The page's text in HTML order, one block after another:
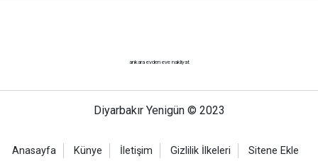
ankara evden eve nakliyat
Diyarbakır Yenigün © 2023
Anasayfa Künye İletişim Gizlilik İlkeleri Sitene Ekle